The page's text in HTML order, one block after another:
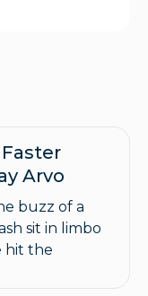
Arvo
buzz of a
sit in limbo
hit the